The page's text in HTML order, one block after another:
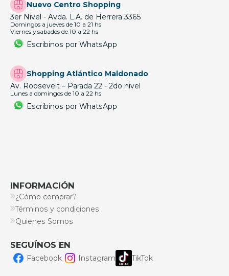
Nuevo Centro Shopping
3er Nivel - Avda. L.A. de Herrera 3365
Domingos a jueves de 10 a 21 hs
Viernes y sabados de 10 a 22 hs
Escribinos por WhatsApp
Shopping Atlántico Maldonado
Av. Roosevelt – Parada 22 - 2do nivel
Lunes a domingos de 10 a 22 hs
Escribinos por WhatsApp
INFORMACIÓN
¿Cómo comprar?
Términos y condiciones
Quienes Somos
SEGUÍNOS EN
Facebook Instagram TikTok